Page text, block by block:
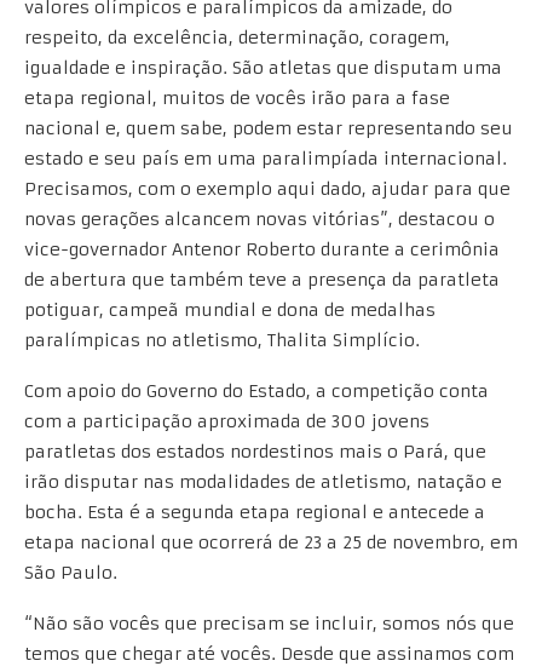
valores olímpicos e paralímpicos da amizade, do
respeito, da excelência, determinação, coragem,
igualdade e inspiração. São atletas que disputam uma
etapa regional, muitos de vocês irão para a fase
nacional e, quem sabe, podem estar representando seu
estado e seu país em uma paralimpíada internacional.
Precisamos, com o exemplo aqui dado, ajudar para que
novas gerações alcancem novas vitórias”, destacou o
vice-governador Antenor Roberto durante a cerimônia
de abertura que também teve a presença da paratleta
potiguar, campeã mundial e dona de medalhas
paralímpicas no atletismo, Thalita Simplício.
Com apoio do Governo do Estado, a competição conta
com a participação aproximada de 300 jovens
paratletas dos estados nordestinos mais o Pará, que
irão disputar nas modalidades de atletismo, natação e
bocha. Esta é a segunda etapa regional e antecede a
etapa nacional que ocorrerá de 23 a 25 de novembro, em
São Paulo.
“Não são vocês que precisam se incluir, somos nós que
temos que chegar até vocês. Desde que assinamos com